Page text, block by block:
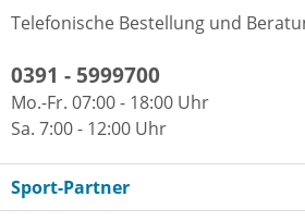
Telefonische Bestellung und
0391 - 5999700
Mo.-Fr. 07:00 - 18:00 Uhr
Sa. 7:00 - 12:00 Uhr
Sport-Partner